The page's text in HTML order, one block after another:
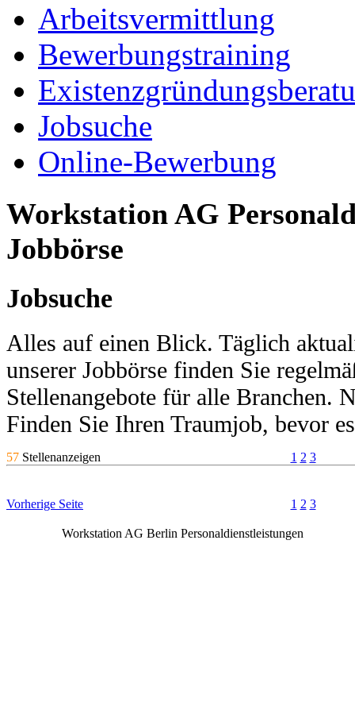
Arbeitsvermittlung
Bewerbungstraining
Jobsuche
Online-Bewerbung
Workstation AG
Jobbörse
Jobsuche
Alles auf einen Blick. Täglich
unserer Jobbörse finden Sie
Stellenangebote für alle Branchen.
Finden Sie Ihren Traumjob, bevor
57 Stellenanzeigen 1 2 3
Vorherige Seite 1 2 3
Workstation AG Berlin Personaldienstleistungen